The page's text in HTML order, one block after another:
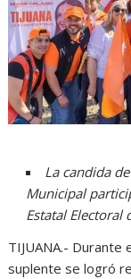
La candida
Municipal
Estatal Electoral
TIJUANA.-
suplente se logró